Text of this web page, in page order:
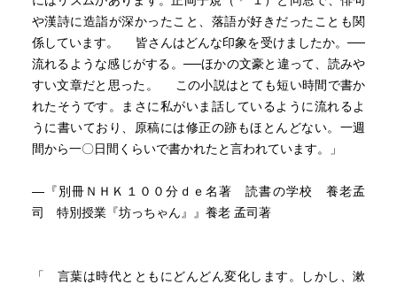
や漢詩に造詣が深かったこと、落語が好きだったことも関
係しています。 皆さんはどんな印象を受けましたか。──
流れるような感じがする。──ほかの文豪と違って、読みや
すい文章だと思った。 この小説はとても短い時間で書か
れたそうです。まさに私がいま話しているように流れるよ
うに書いており、原稿には修正の跡もほとんどない。一週
間から一〇日間くらいで書かれたと言われています。」
—『別冊ＮＨＫ１００分ｄｅ名著 読書の学校 養老孟
司 特別授業『坊っちゃん』』養老 孟司著
「 言葉は時代とともにどんどん変化します。しかし、漱